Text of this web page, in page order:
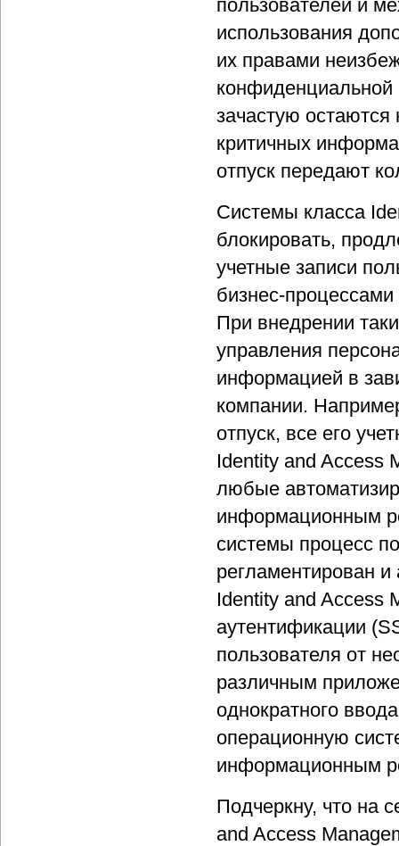
пользователей и
использования
их правами
конфиденциальной
зачастую остаются
критичных
отпуск передают
Системы класса
блокировать,
учетные записи
бизнес-
При внедрении
управления
информацией в
компании.
отпуск, все его
Identity and Access
любые
информационным
системы процесс
регламентирован и
Identity and Access
аутентификации
пользователя от
различным
однократного
операционную
информационным
Подчеркну, что на
and Access